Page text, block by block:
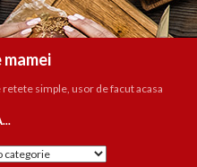
simple, usor de facut acasa